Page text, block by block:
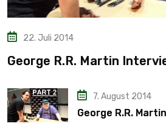
22. Juli 2014
George R.R. Martin
7. August 2014
George R.R.